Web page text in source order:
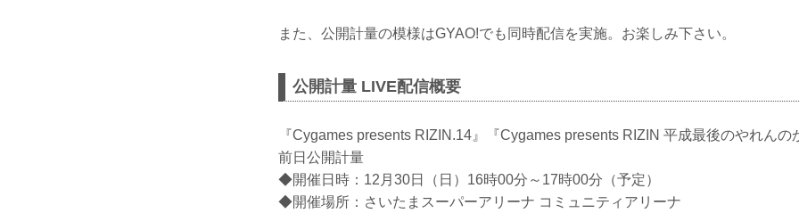
また、公開計量の模様はGYAO!でも同時配信を実施。お楽しみ下さい。
公開計量 LIVE配信概要
『Cygames presents RIZIN.14』『Cygames presents RIZIN 平成最後のやれんの
前日公開計量
◆開催日時：12月30日（日）16時00分～17時00分（予定）
◆開催場所：さいたまスーパーアリーナ コミュニティアリーナ